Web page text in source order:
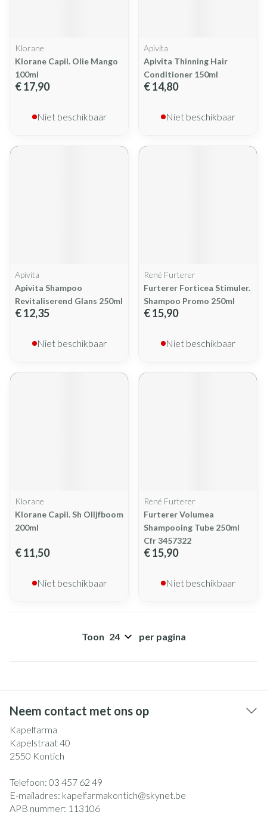
Klorane
Klorane Capil. Olie Mango
100ml
€ 17,90
Niet beschikbaar
Apivita
Apivita Thinning Hair
Conditioner 150ml
€ 14,80
Niet beschikbaar
Apivita
Apivita Shampoo
Revitaliserend Glans 250ml
€ 12,35
Niet beschikbaar
René Furterer
Furterer Forticea Stimuler.
Shampoo Promo 250ml
€ 15,90
Niet beschikbaar
Klorane
Klorane Capil. Sh Olijfboom
200ml
€ 11,50
Niet beschikbaar
René Furterer
Furterer Volumea
Shampooing Tube 250ml
Cfr 3457322
€ 15,90
Niet beschikbaar
Toon per pagina
Neem contact met ons op
Kapelfarma
Kapelstraat 40
2550 Kontich
Telefoon: 03 457 62 49
E-mailadres: kapelfarmakontich@skynet.be
APB nummer: 113106